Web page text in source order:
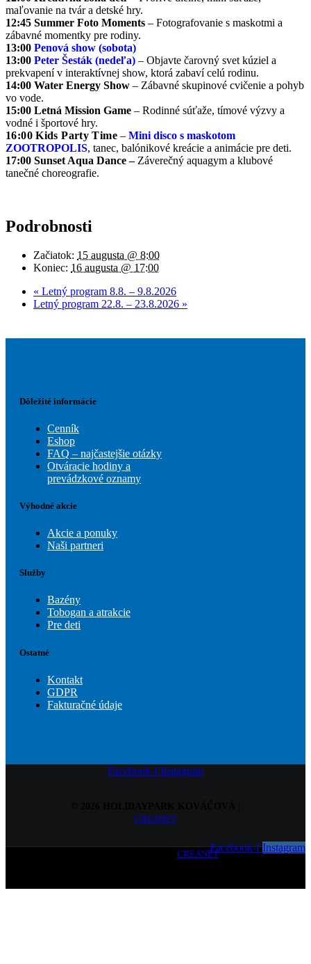
maľovanie na tvár a detské hry.
12:45 Summer Foto Moments – Fotografovanie s maskotmi a
zábavné momentky pre rodiny.
13:00 Penová show (sobota)
13:00 Peter Šesták (nedeľa) – Objavte čarovný svet kúziel a
prekvapení v interaktívnej show, ktorá zabaví celú rodinu.
14:00 Water Energy Show – Zábavné skupinové cvičenie a pohyb
vo vode.
15:00 Letná Mission Game – Rodinné súťaže, tímové výzvy a
vodné i športové hry.
16:00Kids Party Time–Mini disco s maskotom
ZOOTROPOLIS, tanec, balónikové kreácie a animácie pre deti.
17:00 Sunset Aqua Dance – Záverečný aquagym a klubové
tanečné choreografie.
Podrobnosti
Začiatok: 15 augusta @ 8:00
Koniec: 16 augusta @ 17:00
« Letný program 8.8. – 9.8.2026
Letný program 22.8. – 23.8.2026 »
Dôležité informácie
Cenník
Eshop
FAQ – najčastejšie otázky
Otváracie hodiny a
prevádzkové oznamy
Výhodné akcie
Akcie a ponuky
Naši partneri
Služby
Bazény
Tobogan a atrakcie
Pre deti
Ostatné
Kontakt
GDPR
Fakturačné údaje
Facebook-f Instagram
CREANET
CREANET
Facebook-f Instagram